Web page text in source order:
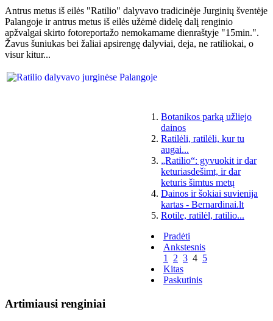
Antrus metus iš eilės "Ratilio" dalyvavo tradicinėje Jurginių šventėje
Palangoje ir antrus metus iš eilės užėmė didelę dalį renginio
apžvalgai skirto fotoreportažo nemokamame dienraštyje "15min.".
Žavus šuniukas bei žaliai apsirengę dalyviai, deja, ne ratiliokai, o
visur kitur...
Botanikos parką užliejo
dainos
Ratilėli, ratilėli, kur tu
augai...
„Ratilio“: gyvuokit ir dar
keturiasdešimt, ir dar
keturis šimtus metų
Dainos ir šokiai suvienija
kartas - Bernardinai.lt
Rotile, ratilėl, ratilio...
Pradėti
Ankstesnis
1
2 3 4 5
Kitas
Paskutinis
Artimiausi renginiai